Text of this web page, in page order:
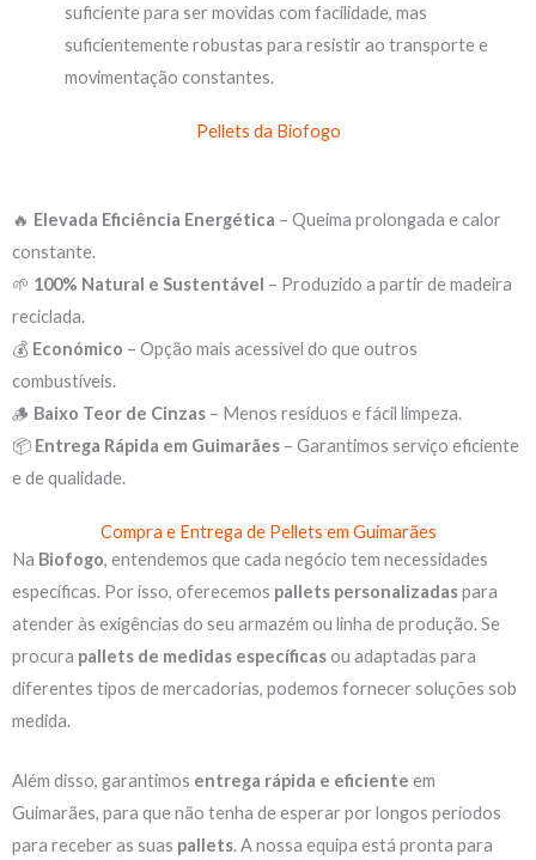
suficiente para ser movidas com facilidade, mas
suficientemente robustas para resistir ao transporte e
movimentação constantes.
Pellets da Biofogo
🔥 Elevada Eficiência Energética – Queima prolongada e calor
constante.
🌱 100% Natural e Sustentável – Produzido a partir de madeira
reciclada.
💰 Económico – Opção mais acessível do que outros
combustíveis.
🪵 Baixo Teor de Cinzas – Menos resíduos e fácil limpeza.
📦 Entrega Rápida em Guimarães – Garantimos serviço eficiente
e de qualidade.
Compra e Entrega de Pellets em Guimarães
Na Biofogo, entendemos que cada negócio tem necessidades
específicas. Por isso, oferecemos pallets personalizadaspara
atender às exigências do seu armazém ou linha de produção. Se
procura pallets de medidas específicasou adaptadas para
diferentes tipos de mercadorias, podemos fornecer soluções sob
medida.
Além disso, garantimos entrega rápida e eficiente em
Guimarães, para que não tenha de esperar por longos períodos
para receber as suas pallets. A nossa equipa está pronta para